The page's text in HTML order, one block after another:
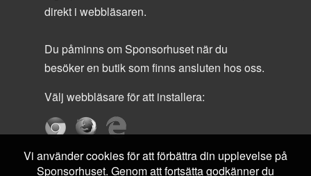
direkt i webbläsaren.
Du påminns om Sponsorhuset när du
besöker en butik som finns ansluten hos oss.
Välj webbläsare för att installera:
Vi använder cookies för att förbättra din upplevelse på
Sponsorhuset. Genom att fortsätta godkänner du